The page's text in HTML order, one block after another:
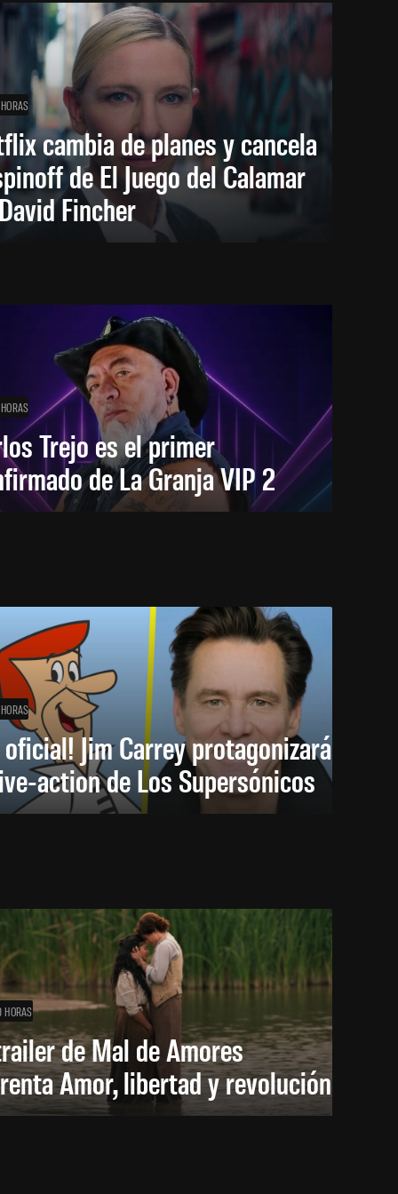
cambia de planes y cancela
de El Juego del Calamar
Fincher
Trejo es el primer
de La Granja VIP 2
oficial! Jim Carrey protagonizará
action de Los Supersónicos
HORAS
de Mal de Amores
Amor, libertad y revolución